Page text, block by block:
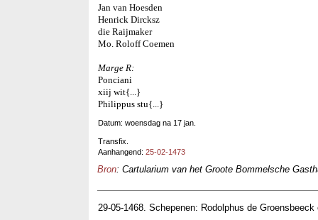
Jan van Hoesden
Henrick Dircksz
die Raijmaker
Mo. Roloff Coemen
Marge R:
Ponciani
xiij wit{...}
Philippus stu{...}
Datum: woensdag na 17 jan.
Transfix.
Aanhangend: 25-02-1473
Bron: Cartularium van het Groote Bommelsche
29-05-1468. Schepenen: Rodolphus de Groensbeeck